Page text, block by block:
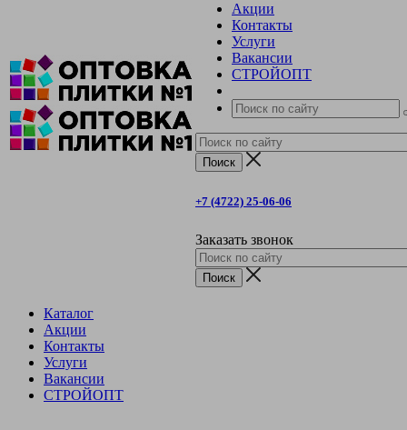
Акции
Контакты
Услуги
Вакансии
СТРОЙОПТ
+7 (4722) 25-06-06
Заказать звонок
Каталог
Акции
Контакты
Услуги
Вакансии
СТРОЙОПТ